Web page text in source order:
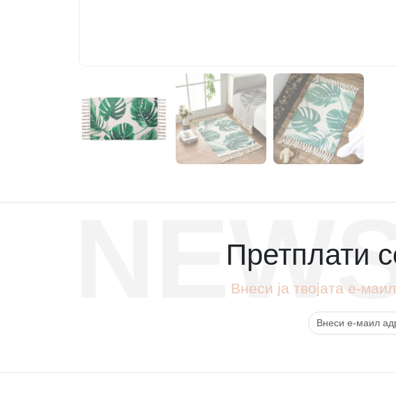
Претплати
Внеси ја твојата е-